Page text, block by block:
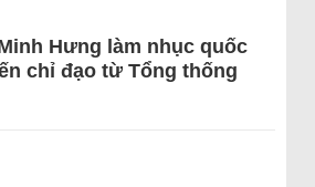
Hưng làm nhục quốc
chỉ đạo từ Tổng thống